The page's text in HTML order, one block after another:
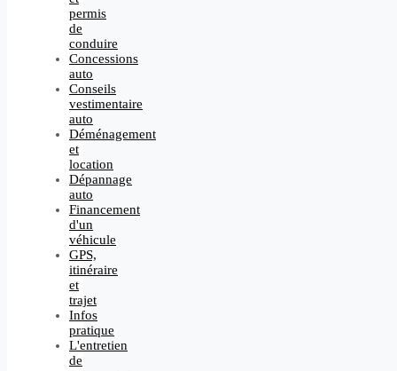
permis
de
conduire
Concessions
auto
Conseils
vestimentaire
auto
Déménagement
et
location
Dépannage
auto
Financement
d'un
véhicule
GPS,
itinéraire
et
trajet
Infos
pratique
L'entretien
de